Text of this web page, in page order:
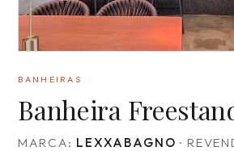
BANHEIRAS
Banheira
MARCA: LEXXABAGNO ·